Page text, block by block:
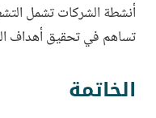
أنشطة الشركات تشمل
تساهم في تحقيق أهداف
الخاتمة